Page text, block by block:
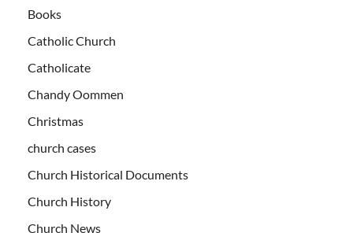
Books
Catholic Church
Catholicate
Chandy Oommen
Christmas
church cases
Church Historical Documents
Church History
Church News